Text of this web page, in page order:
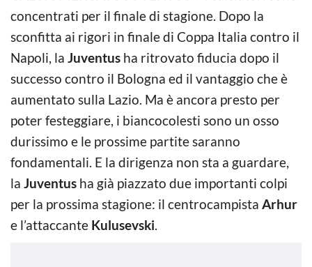
concentrati per il finale di stagione. Dopo la
sconfitta ai rigori in finale di Coppa Italia contro il
Napoli, la Juventus ha ritrovato fiducia dopo il
successo contro il Bologna ed il vantaggio che è
aumentato sulla Lazio. Ma è ancora presto per
poter festeggiare, i biancocolesti sono un osso
durissimo e le prossime partite saranno
fondamentali. E la dirigenza non sta a guardare,
la Juventus ha già piazzato due importanti colpi
per la prossima stagione: il centrocampista Arhur
e l’attaccante Kulusevski.